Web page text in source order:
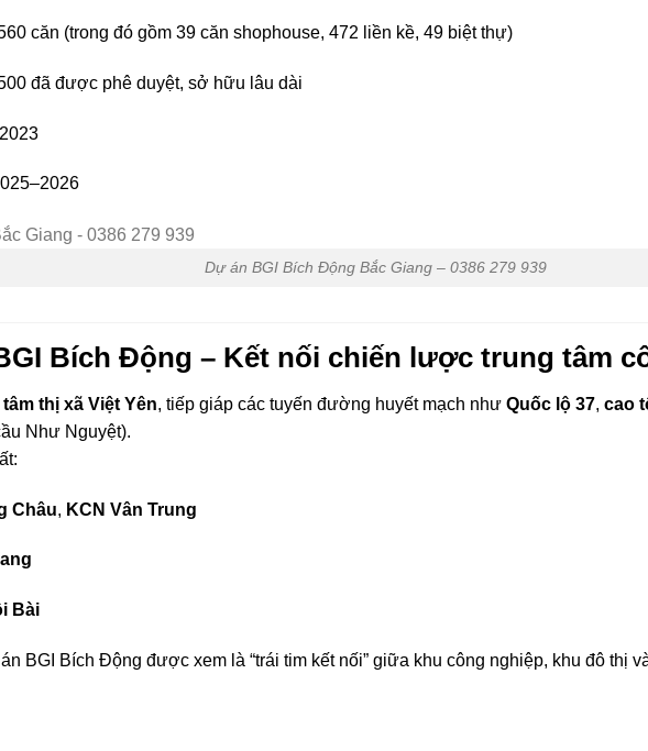
căn (trong đó gồm 39 căn shophouse, 472 liền kề, 49 biệt thự)
đã được phê duyệt, sở hữu lâu dài
2023
Dự án BGI Bích Động Bắc Giang – 0386 279 939
Bích Động – Kết nối chiến lược trung tâm
thị xã Việt Yên, tiếp giáp các tuyến đường huyết mạch như Quốc lộ 37, cao
Như Nguyệt).
Châu, KCN Vân Trung
Bài
BGI Bích Động được xem là “trái tim kết nối” giữa khu công nghiệp, khu đô thị